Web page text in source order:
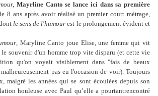
Mayrline Canto se lance ici dans sa première
8 ans après avoir réalisé un premier court métrage,
le sens de l'humour est le prolongement évident et
, Maryline Canto joue Elise, une femme qui vit
souvenir d'un homme trop vite disparu (et cette vie
qu'on voyait visiblement dans "fais de beaux
pas eu l'occasion de voir). Toujours
malgré les années qui se sont écoulées depuis son
houleuse avec Paul qu’elle a pourtantrencontré